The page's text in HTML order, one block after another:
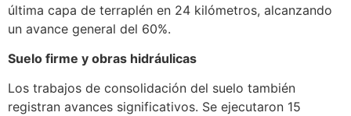
última capa de terraplén en 24 kilómetros, alcanzando
un avance general del 60%.
Suelo firme y obras hidráulicas
Los trabajos de consolidación del suelo también
registran avances significativos. Se ejecutaron 15